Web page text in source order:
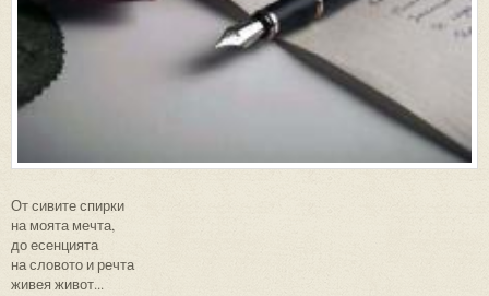
От сивите спирки
на моята мечта,
до есенцията
на словото и речта
живея живот...